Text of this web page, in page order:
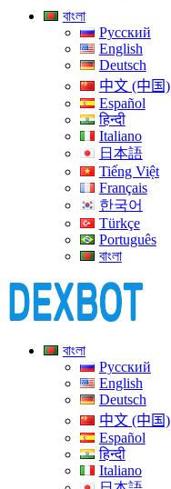
বাংলা
Русский
English
Deutsch
中文 (中国)
Español
हिन्दी
Italiano
日本語
Tiếng Việt
Français
한국어
Türkçe
Português
বাংলা
বাংলা
Русский
English
Deutsch
中文 (中国)
Español
हिन्दी
Italiano